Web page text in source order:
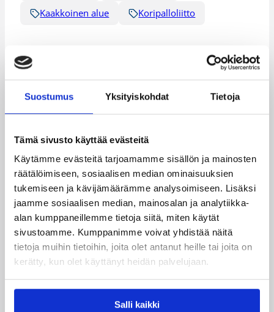
Suostumus Yksityiskohdat Tietoja
Tämä sivusto käyttää evästeitä
Käytämme evästeitä tarjoamamme sisällön ja mainosten
räätälöimiseen, sosiaalisen median ominaisuuksien
tukemiseen ja kävijämäärämme analysoimiseen. Lisäksi
jaamme sosiaalisen median, mainosalan ja analytiikka-
alan kumppaneillemme tietoja siitä, miten käytät
sivustoamme. Kumppanimme voivat yhdistää näitä
tietoja muihin tietoihin, joita olet antanut heille tai joita on
kerätty, kun olet käyttänyt heidän palvelujaan.
Salli kaikki
Kaakkoinen alue Koripalloliitto
Katso myös
Koripalloliitto 04.08.2026 12:00
Miljoona koria! -haaste alkaa
17.8.